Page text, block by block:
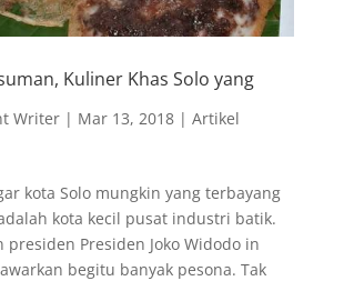
Kuliner Khas Solo yang
Writer| Mar 13, 2018| Artikel
kota Solo mungkin yang terbayang
kota kecil pusat industri batik.
presiden Presiden Joko Widodo in
begitu banyak pesona. Tak